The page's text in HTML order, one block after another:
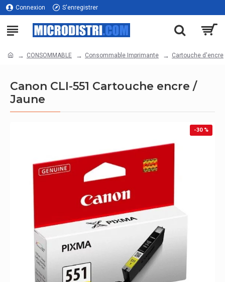
Connexion S'enregistrer
CONSOMMABLE Consommable Imprimante Cartouche d'encre
Canon CLI-551 Cartouche encre /
Jaune
-30 %